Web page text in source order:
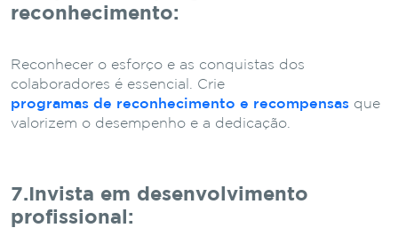
reconhecimento:
Reconhecer o esforço e as conquistas dos
colaboradores é essencial. Crie
programas de reconhecimento e recompensas que
valorizem o desempenho e a dedicação.
7.Invista em desenvolvimento
profissional :